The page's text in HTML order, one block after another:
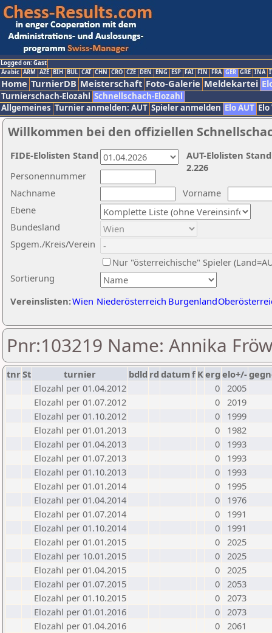
Logged on: Gast
Arabic ARM AZE BIH BUL CAT CHN CRO CZE DEN ENG ESP FAI FIN FRA GER GRE INA
Home TurnierDB Meisterschaft Foto-Galerie Meldekartei
Turnierschach-Elozahl Schnellschach-Elozahl
Allgemeines Turnier anmelden: AUT Spieler anmelden Elo AUT
Willkommen bei den offiziellen
Nachname
Vorname
Ebene
Sortierung
Personennummer
Bundesland
Spgem./Kreis/Verein
Nur "österreichische" Spieler
Vereinslisten:Wien Niederösterreich Burgenland
AUT-Elolisten
2.226
FIDE-Elolisten Stand
Pnr:103219 Name: Annika
tnrSt turnier bdld rd datumf Kerg elo+/-
Elozahl per 01.04.2012
0 2005
Elozahl per 01.07.2012
0 2019
Elozahl per 01.10.2012
0
1999
Elozahl per 01.01.2013
0
1982
Elozahl per 01.04.2013
0
1993
Elozahl per 01.07.2013
0
1993
Elozahl per 01.10.2013
0
1993
Elozahl per 01.01.2014
0
1995
Elozahl per 01.04.2014
0
1976
Elozahl per 01.07.2014
0
1991
Elozahl per 01.10.2014
0
1991
Elozahl per 01.01.2015
0 2025
Elozahl per 10.01.2015
0 2025
Elozahl per 01.04.2015
0 2025
Elozahl per 01.07.2015
0 2053
Elozahl per 01.10.2015
0 2073
Elozahl per 01.01.2016
0 2073
Elozahl per 01.04.2016
0 2061